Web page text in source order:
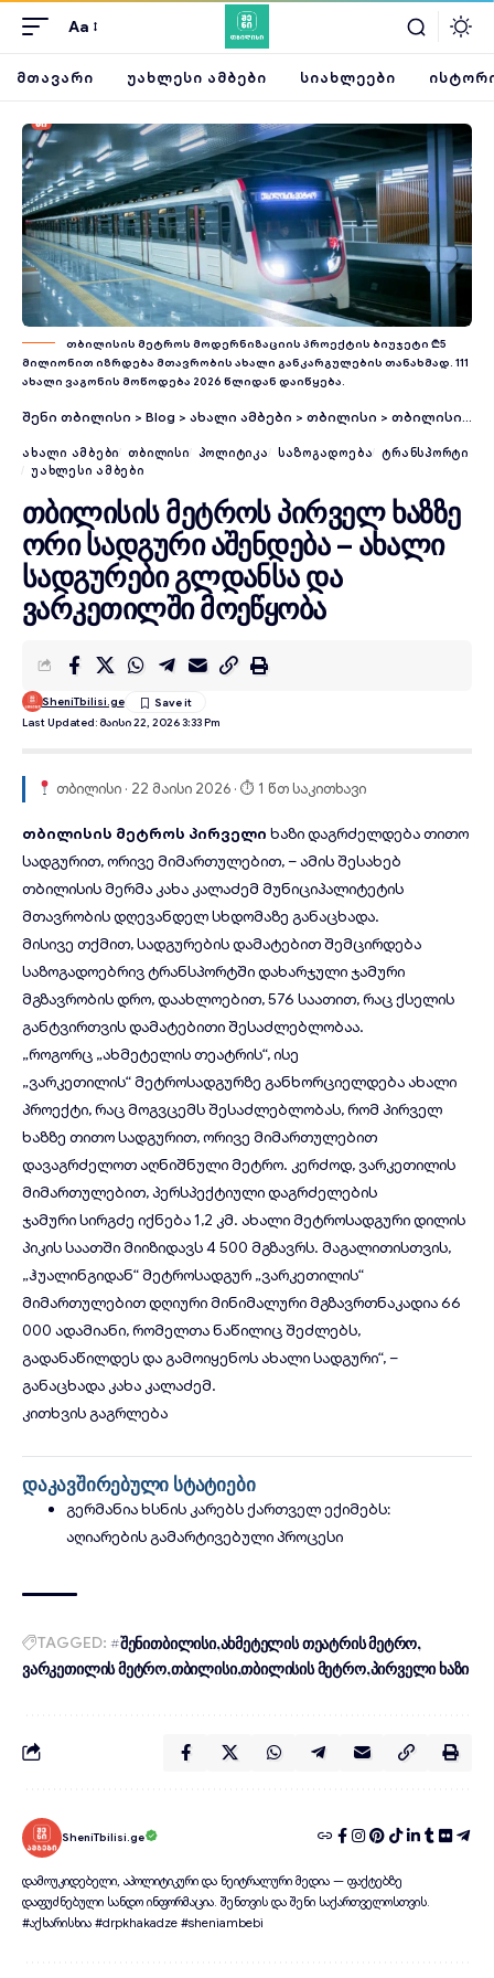
Aa
ᲛᲗᲐᲕᲐᲠᲘ ᲣᲐᲮᲚᲔᲡᲘ ᲐᲛᲑᲔᲑᲘ ᲡᲘᲐᲮᲚᲔᲔᲑᲘ
თბილისის მეტროს მოდერნიზაციის პროექტის ბიუჯეტი ₾5
მილიონით იზრდება მთავრობის ახალი განკარგულების თანახმად. 111
ახალი ვაგონის მოწოდება 2026 წლიდან დაიწყება.
შენი თბილისი > Blog > ახალი ამბები > თბილისი > თბილისის მეტროს პირველ ხაზზე ორი სადგური აშენდება – ახალი სადგურები გლდანსა და ვარკეთილში მოეწყობა
ᲐᲮᲐᲚᲘ ᲐᲛᲑᲔᲑᲘ ᲗᲑᲘᲚᲘᲡᲘ ᲞᲝᲚᲘᲢᲘᲙᲐ ᲡᲐᲖᲝᲒᲐᲓᲝᲔᲑᲐ
ᲢᲠᲐᲜᲡᲞᲝᲠᲢᲘ
ᲣᲐᲮᲚᲔᲡᲘ ᲐᲛᲑᲔᲑᲘ
თბილისის მეტროს პირველ ხაზზე
ორი სადგური აშენდება – ახალი
სადგურები გლდანსა და
ვარკეთილში მოეწყობა
Last Updated: Მაისი 22, 2026 3:33 Pm
SheniTbilisi.ge
თბილისი · 22 მაისი 2026 · ⏱ 1 წთ საკითხავი
თბილისის მეტროს პირველი ხაზიდაგრძელდებათითო
სადგურით, ორივე მიმართულებით, – ამის შესახებ
თბილისის მერმა კახა კალაძემ მუნიციპალიტეტის
მთავრობის დღევანდელ სხდომაზე განაცხადა.
მისივე თქმით, სადგურების დამატებით შემცირდება
საზოგადოებრივ ტრანსპორტში დახარჯული ჯამური
მგზავრობის დრო, დაახლოებით, 576 საათით, რაც ქსელის
განტვირთვის დამატებითი შესაძლებლობაა.
„როგორც „ახმეტელის თეატრის“, ისე
„ვარკეთილის“მეტროსადგურზე განხორციელდება ახალი
პროექტი, რაც მოგვცემს შესაძლებლობას, რომ პირველ
ხაზზე თითო სადგურით, ორივე მიმართულებით
დავაგრძელოთ აღნიშნული მეტრო. კერძოდ, ვარკეთილის
მიმართულებით, პერსპექტიული დაგრძელების
ჯამურისირგძე იქნება 1,2 კმ. ახალიმეტროსადგურიდილის
პიკის საათში მიიზიდავს 4 500 მგზავრს. მაგალითისთვის,
„ჰუალინგიდან“ მეტროსადგურ „ვარკეთილის“
მიმართულებით დღიური მინიმალური მგზავრთნაკადია 66
000 ადამიანი, რომელთა ნაწილიც შეძლებს,
გადანაწილდეს და გამოიყენოს ახალი სადგური“, –
განაცხადა კახა კალაძემ.
კითხვის გაგრლება
დაკავშირებული სტატიები
გერმანია ხსნის კარებს ქართველ ექიმებს:
აღიარების გამარტივებული პროცესი
TAGGED: #შენითბილისი ახმეტელის თეატრის მეტრო
ვარკეთილის მეტრო თბილისი თბილისის მეტრო პირველი ხაზი
SheniTbilisi.ge
დამოუკიდებელი, აპოლიტიკური და ნეიტრალური მედია — ფაქტებზე
დაფუძნებული სანდო ინფორმაცია. შენთვის და შენი საქართველოსთვის.
#აქხარისხია #drpkhakadze #sheniambebi